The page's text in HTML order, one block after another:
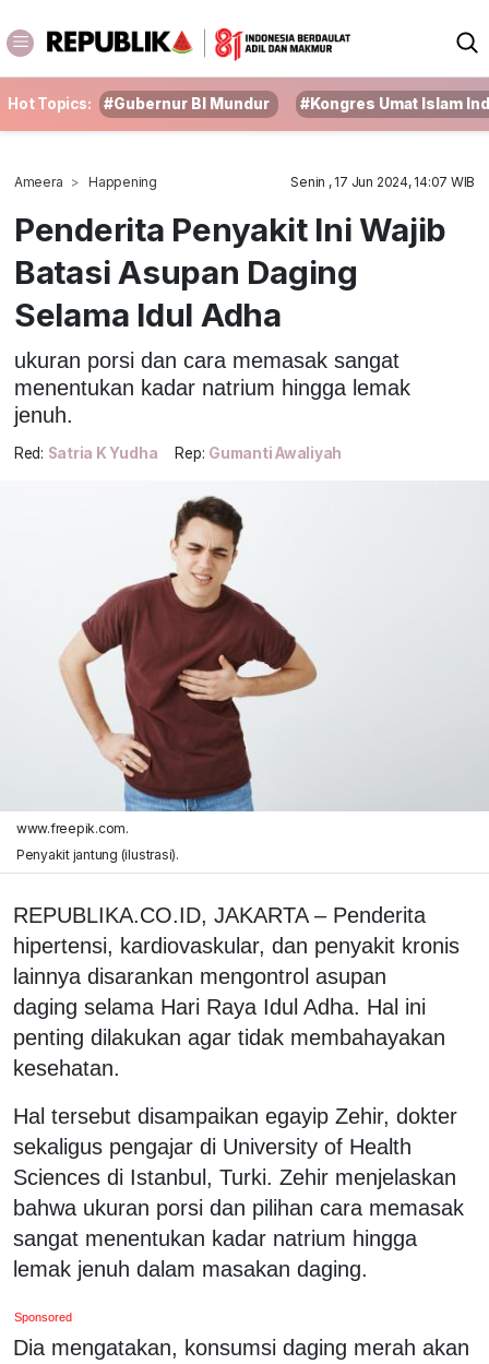
Hot Topics: #Gubernur BI Mundur #Kongres Umat Islam
Ameera Happening Senin , 17 Jun 2024, 14:07 WIB
Penderita Penyakit Ini Wajib
Batasi Asupan Daging
Selama Idul Adha
ukuran porsi dan cara memasak sangat
menentukan kadar natrium hingga lemak
jenuh.
Red: Satria K Yudha Rep: Gumanti Awaliyah
www.freepik.com.
Penyakit jantung (ilustrasi).
REPUBLIKA.CO.ID, JAKARTA – Penderita
hipertensi, kardiovaskular, dan penyakit kronis
lainnya disarankan mengontrol asupan
daging selama Hari Raya Idul Adha. Hal ini
penting dilakukan agar tidak membahayakan
kesehatan.
Hal tersebut disampaikan egayip Zehir, dokter
sekaligus pengajar di University of Health
Sciences di Istanbul, Turki. Zehir menjelaskan
bahwa ukuran porsi dan pilihan cara memasak
sangat menentukan kadar natrium hingga
lemak jenuh dalam masakan daging.
Sponsored
Dia mengatakan, konsumsi daging merah akan